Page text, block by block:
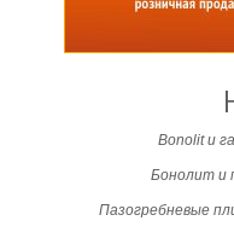
Bonolit и
Бонолит и
Пазогребневые